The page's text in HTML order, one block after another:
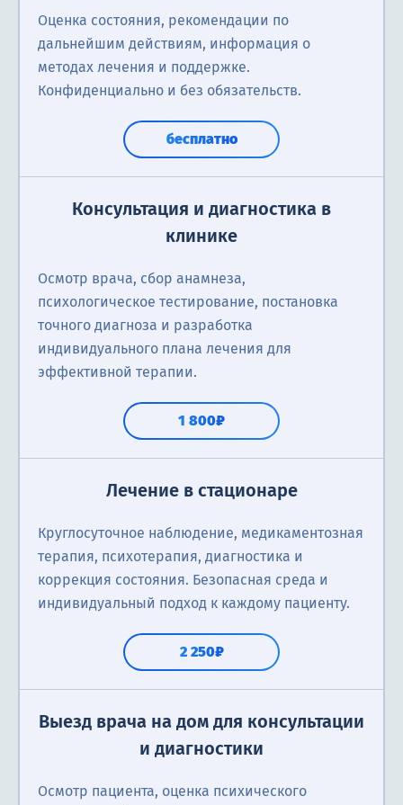
Оценка состояния, рекомендации по
дальнейшим действиям, информация о
методах лечения и поддержке.
Конфиденциально и без обязательств.
бесплатно
Консультация и диагностика в
клинике
Осмотр врача, сбор анамнеза,
психологическое тестирование, постановка
точного диагноза и разработка
индивидуального плана лечения для
эффективной терапии.
1 800₽
Лечение в стационаре
Круглосуточное наблюдение, медикаментозная
терапия, психотерапия, диагностика и
коррекция состояния. Безопасная среда и
индивидуальный подход к каждому пациенту.
2 250₽
Выезд врача на дом для консультации
и диагностики
Осмотр пациента, оценка психического